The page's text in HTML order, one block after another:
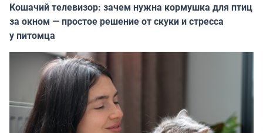
Кошачий телевизор: зачем нужна кормушка для птиц
за окном — простое решение от скуки и стресса
у питомца